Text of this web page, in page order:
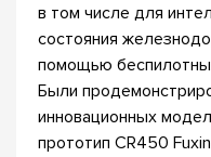
в том числе для
состояния
помощью
Были
инновационных
прототип CR450